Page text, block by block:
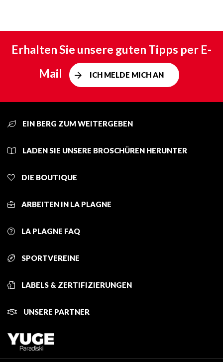
Erhalten Sie unsere guten Tipps per E-
Mail
ICH MELDE MICH AN
EIN BERG ZUM WEITERGEBEN
LADEN SIE UNSERE BROSCHÜREN HERUNTER
DIE BOUTIQUE
ARBEITEN IN LA PLAGNE
LA PLAGNE FAQ
SPORTVEREINE
LABELS & ZERTIFIZIERUNGEN
UNSERE PARTNER